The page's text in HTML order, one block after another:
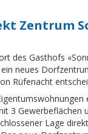
Zentrum
des Gasthofs
neues
Rüfenacht
3 Gewerbeflächen
Lage